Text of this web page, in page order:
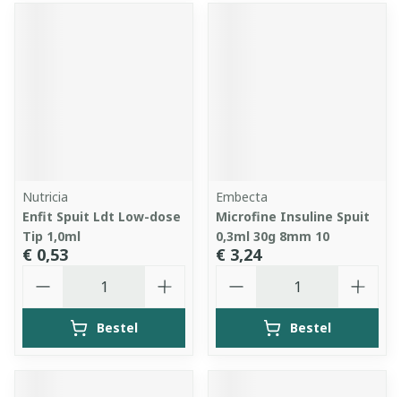
Nutricia
Enfit Spuit Ldt Low-dose
Tip 1,0ml
€ 0,53
Bestel
Embecta
Microfine Insuline Spuit
0,3ml 30g 8mm 10
€ 3,24
Bestel